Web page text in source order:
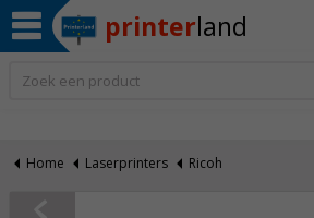
printerland
Home Laserprinters Ricoh